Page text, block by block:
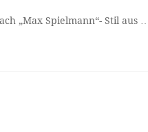
„Max Spielmann“- Stil aus